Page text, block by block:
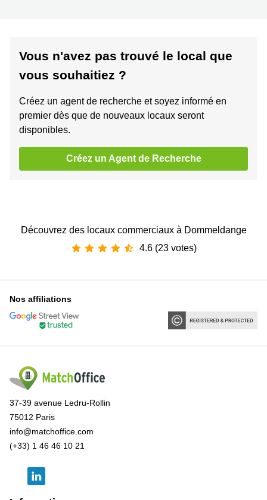
Vous n'avez pas trouvé le local que
vous souhaitiez ?
Créez un agent de recherche et soyez informé en
premier dès que de nouveaux locaux seront
disponibles.
Créez un Agent de Recherche
Découvrez des locaux commerciaux à Dommeldange
4.6 (23 votes)
Nos affiliations
37-39 avenue Ledru-Rollin
75012 Paris
info@matchoffice.com
(+33) 1 46 46 10 21